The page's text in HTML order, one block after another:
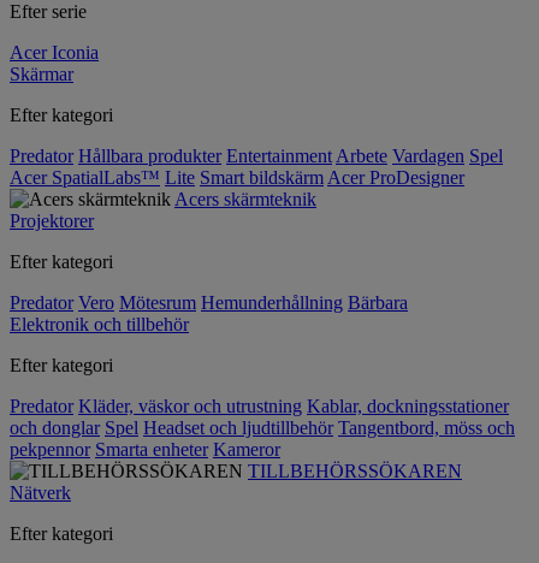
Efter serie
Acer Iconia
Skärmar
Efter kategori
Predator Hållbara produkter Entertainment Arbete Vardagen Spel
Acer SpatialLabs™ Lite Smart bildskärm Acer ProDesigner
Acers skärmteknik
Projektorer
Efter kategori
Predator Vero Mötesrum Hemunderhållning Bärbara
Elektronik och tillbehör
Efter kategori
Predator Kläder, väskor och utrustning Kablar, dockningsstationer
och donglar Spel Headset och ljudtillbehör Tangentbord, möss och
pekpennor Smarta enheter Kameror
TILLBEHÖRSSÖKAREN
Nätverk
Efter kategori